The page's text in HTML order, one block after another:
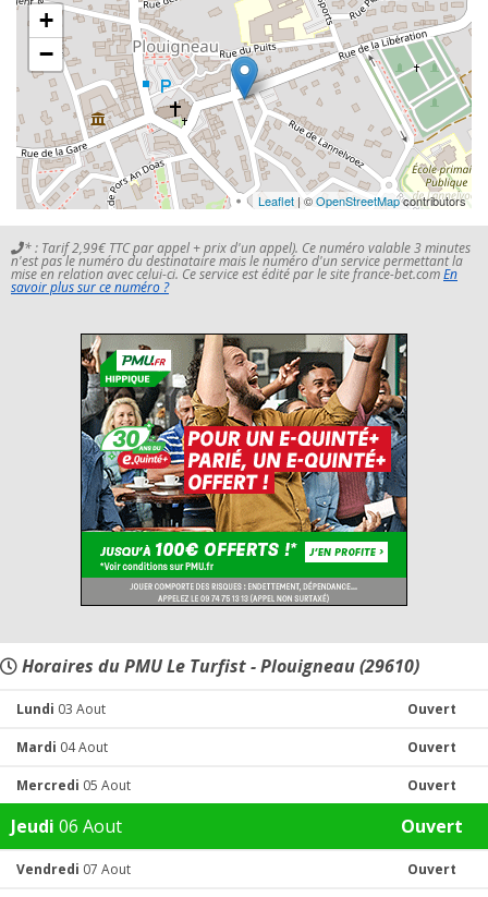
+
−
Leaflet | ©OpenStreetMapcontributors
* : Tarif 2,99€ TTC par appel + prix d'un appel). Ce numéro valable 3 minutes
n'est pas le numéro du destinataire mais le numéro d'un service permettant la
mise en relation avec celui-ci. Ce service est édité par le site france-bet.comEn
savoir plus sur ce numéro ?
Horaires du PMU Le Turfist - Plouigneau (29610)
Lundi 03 Aout Ouvert
Mardi 04 Aout Ouvert
Mercredi 05 Aout Ouvert
Jeudi 06 Aout Ouvert
Vendredi 07 Aout Ouvert